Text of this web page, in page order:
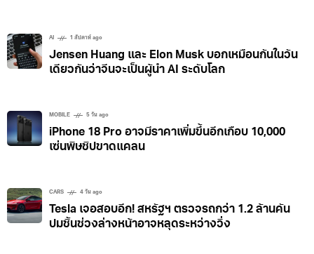
AI 1 สัปดาห์ ago
Jensen Huang และ Elon Musk บอกเหมือนกันในวัน
เดียวกันว่าจีนจะเป็นผู้นำ AI ระดับโลก
MOBILE 5 วัน ago
iPhone 18 Pro อาจมีราคาเพิ่มขึ้นอีกเกือบ 10,000
เซ่นพิษชิปขาดแคลน
CARS 4 วัน ago
Tesla เจอสอบอีก! สหรัฐฯ ตรวจรถกว่า 1.2 ล้านคัน
ปมชิ้นช่วงล่างหน้าอาจหลุดระหว่างวิ่ง